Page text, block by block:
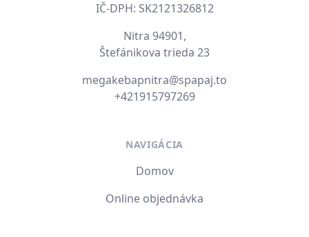
IČ-DPH: SK2121326812
Nitra 94901,
Štefánikova trieda 23
megakebapnitra@spapaj.to
+421915797269
NAVIGÁCIA
Domov
Online objednávka